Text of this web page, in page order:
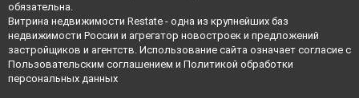
обязательна.
Витрина недвижимости Restate - одна из крупнейших баз
недвижимости России и агрегатор новостроек и предложений
застройщиков и агентств. Использование сайта означает согласие с
Пользовательским соглашением и Политикой обработки
персональных данных